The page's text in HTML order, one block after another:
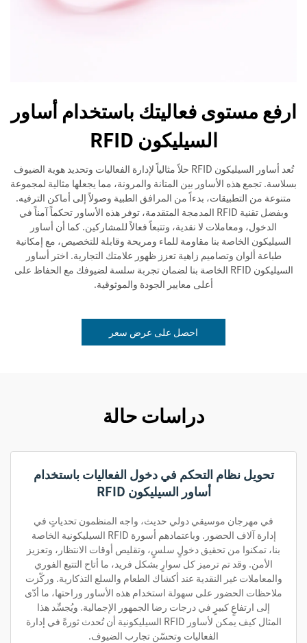
ارفع مستوى فعاليتك باستخدام أساور
السيليكون RFID
تُعد أساور السيليكون RFID حلاً مثالياً لإدارة الفعاليات وتحديد هوية الضيوف
بسلاسة. تجمع هذه الأساور بين المتانة والمرونة، مما يجعلها مثالية لمجموعة
متنوعة من التطبيقات، بدءاً من المرافق الطبية وصولاً إلى أماكن الترفيه.
وبفضل تقنية RFID المدمجة المتقدمة، توفر هذه الأساور تحكماً آمناً في
الدخول، ومعاملات لا نقدية، وتتبعاً فعالاً للمشاركين. كما أن أساور
السيليكون الخاصة بنا مقاومة للماء ومريحة وقابلة للتخصيص، مع إمكانية
طباعة ألوان وتصاميم زاهية تعزز ظهور علامتك التجارية. اختر أساور
السيليكون RFID الخاصة بنا لضمان تجربة سلسة لضيوفك مع الحفاظ على
أعلى معايير الجودة والموثوقية.
احصل على عرض سعر
دراسات حالة
تحويل نظام التحكم في دخول الفعاليات باستخدام
أساور السيليكون RFID
في مهرجان موسيقي دولي حديث، واجه المنظمون تحدياتٍ في
إدارة آلاف الحضور. وباعتمادهم أسورة RFID السيليكونية الخاصة
بنا، تمكنوا من تحقيق دخولٍ سلسٍ، وتقليص أوقات الانتظار، وتعزيز
الأمن. وقد تم ترميز كل سوارٍ بشكل فريد، ما أتاح التتبع الفوري
والمعاملات غير النقدية عند أكشاك الطعام والسلع التذكارية. وركّزت
ملاحظات الحضور على سهولة استخدام هذه الأساور وراحتها، ما أدّى
إلى ارتفاعٍ كبيرٍ في درجات رضا الجمهور الإجمالية. ويُجسِّد هذا
المثال كيف يمكن لأساور RFID السيليكونية أن تُحدث ثورةً في إدارة
الفعاليات وتحسّن تجارب الضيوف.